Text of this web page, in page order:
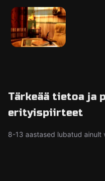
Tärkeää tietoa ja
erityispiirteet
8-13 aastased lubatud ainult